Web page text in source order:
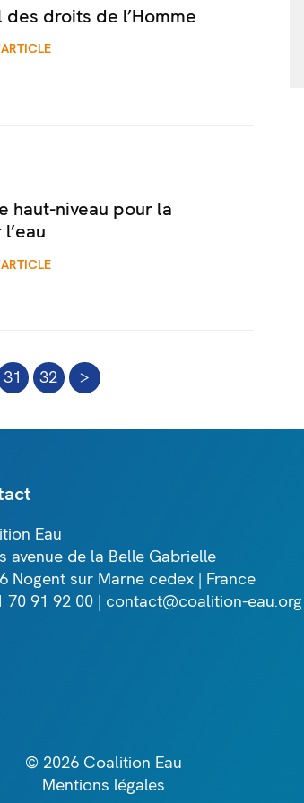
droits de l’Homme
haut-niveau pour la
31 32 >
Eau
avenue de la Belle Gabrielle
Nogent sur Marne cedex | France
70 91 92 00 | contact@coalition-eau.org
© 2026 Coalition Eau
Mentions légales